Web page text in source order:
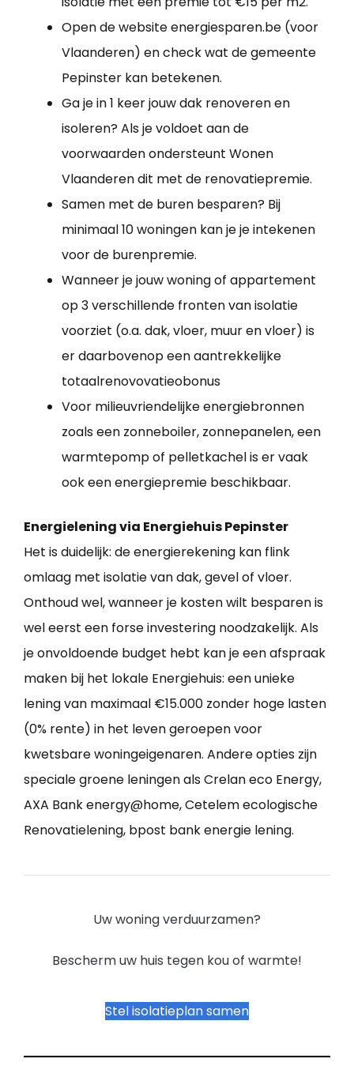
Open de website energiesparen.be (voor
Vlaanderen) en check wat de gemeente
Pepinster kan betekenen.
Ga je in 1 keer jouw dak renoveren en
isoleren? Als je voldoet aan de
voorwaarden ondersteunt Wonen
Vlaanderen dit met de renovatiepremie.
Samen met de buren besparen? Bij
minimaal 10 woningen kan je je intekenen
voor de burenpremie.
Wanneer je jouw woning of appartement
op 3 verschillende fronten van isolatie
voorziet (o.a. dak, vloer, muur en vloer) is
er daarbovenop een aantrekkelijke
totaalrenovovatieobonus
Voor milieuvriendelijke energiebronnen
zoals een zonneboiler, zonnepanelen, een
warmtepomp of pelletkachel is er vaak
ook een energiepremie beschikbaar.
Energielening via Energiehuis Pepinster
Het is duidelijk: de energierekening kan flink
omlaag met isolatie van dak, gevel of vloer.
Onthoud wel, wanneer je kosten wilt besparen is
wel eerst een forse investering noodzakelijk. Als
je onvoldoende budget hebt kan je een afspraak
maken bij het lokale Energiehuis: een unieke
lening van maximaal €15.000 zonder hoge lasten
(0% rente) in het leven geroepen voor
kwetsbare woningeigenaren. Andere opties zijn
speciale groene leningen als Crelan eco Energy,
AXA Bank energy@home, Cetelem ecologische
Renovatielening, bpost bank energie lening.
Uw woning verduurzamen?
Bescherm uw huis tegen kou of warmte!
Stel isolatieplan samen